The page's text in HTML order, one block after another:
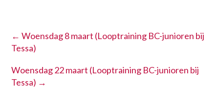
← Woensdag 8 maart (Looptraining BC-junioren bij
Tessa)
Woensdag 22 maart (Looptraining BC-junioren bij
Tessa) →